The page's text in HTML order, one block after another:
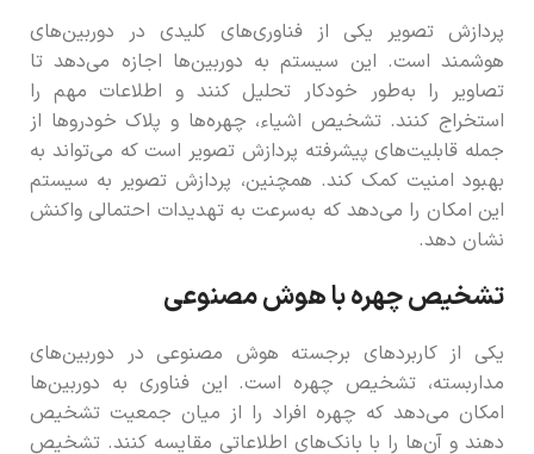
پردازش تصویر یکی از فناوری‌های کلیدی در دوربین‌های
هوشمند است. این سیستم به دوربین‌ها اجازه می‌دهد تا
تصاویر را به‌طور خودکار تحلیل کنند و اطلاعات مهم را
استخراج کنند. تشخیص اشیاء، چهره‌ها و پلاک خودروها از
جمله قابلیت‌های پیشرفته پردازش تصویر است که می‌تواند به
بهبود امنیت کمک کند. همچنین، پردازش تصویر به سیستم
این امکان را می‌دهد که به‌سرعت به تهدیدات احتمالی واکنش
نشان دهد.
تشخیص چهره با هوش مصنوعی
یکی از کاربردهای برجسته هوش مصنوعی در دوربین‌های
مداربسته، تشخیص چهره است. این فناوری به دوربین‌ها
امکان می‌دهد که چهره افراد را از میان جمعیت تشخیص
دهند و آن‌ها را با بانک‌های اطلاعاتی مقایسه کنند. تشخیص